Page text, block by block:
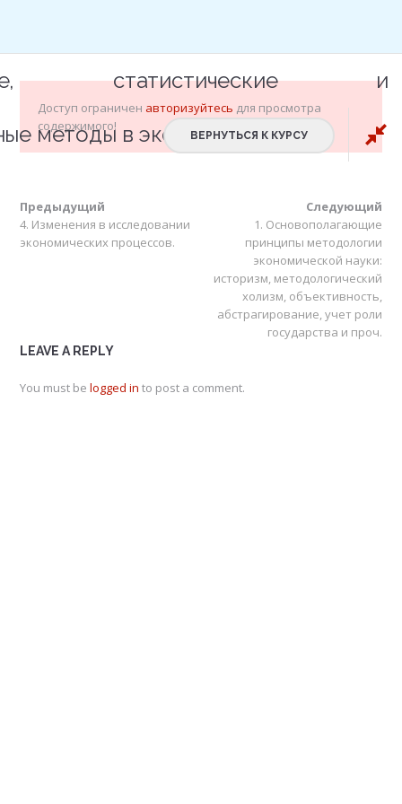
МИИГУ им. П.А. Столыпина
статистические и
методы в экономикеВЕРНУТЬСЯ К КУРСУ
Доступ ограничен авторизуйтесь для просмотра
содержимого!
Предыдущий
4. Изменения в исследовании
экономических процессов.
Следующий
1. Основополагающие
принципы методологии
экономической науки:
историзм, методологический
холизм, объективность,
абстрагирование, учет роли
государства и проч.
LEAVE A REPLY
You must belogged in to post a comment.